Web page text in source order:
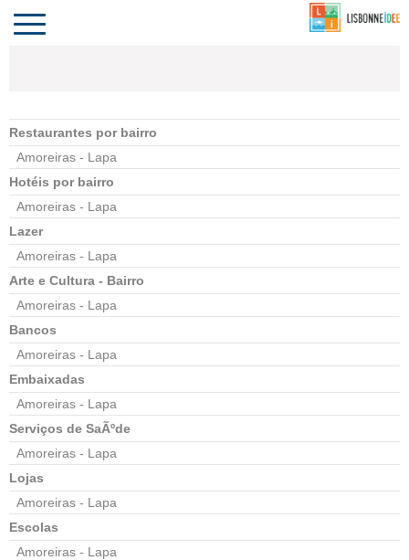
PORTUGAL
Toggle
navigation
Restaurantes por bairro
Amoreiras - Lapa
Hotéis por bairro
Amoreiras - Lapa
Lazer
Amoreiras - Lapa
Arte e Cultura - Bairro
Amoreiras - Lapa
Bancos
Amoreiras - Lapa
Embaixadas
Amoreiras - Lapa
Serviços de SaÃºde
Amoreiras - Lapa
Lojas
Amoreiras - Lapa
Escolas
Amoreiras - Lapa